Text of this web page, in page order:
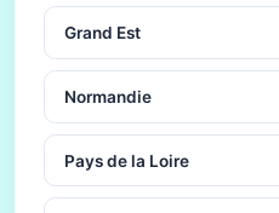
Grand Est
Normandie
Pays de la Loire